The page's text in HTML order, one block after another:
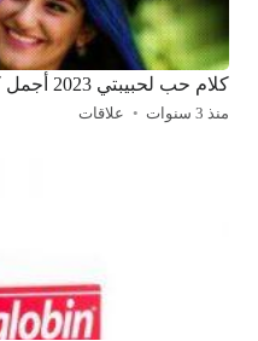
كلام حب لحبيبتي 2023 أجمل كلام رومانسي لحبيبتي
منذ 3 سنوات علاقات